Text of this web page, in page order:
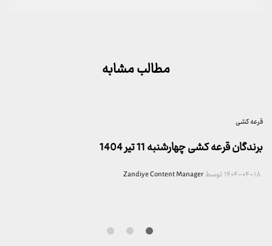
مطالب مشابه
قرعه کشی
برندگان قرعه کشی چهارشنبه 11 تیر 1404
۱۴۰۴-۰۴-۱۸ توسطZandiye Content Manager